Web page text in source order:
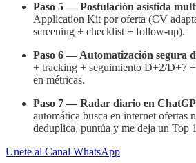
Paso 5 — Postulación asistida
Application Kit por oferta (CV
screening + checklist + follow-up).
Paso 6 — Automatización segura
+ tracking + seguimiento D+2/D+7 +
en métricas.
Paso 7 — Radar diario en
automática busca en internet ofertas
deduplica, puntúa y me deja un Top
Unete al Canal WhatsApp